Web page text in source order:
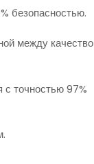
безопасностью.
между качество
с точностью 97%